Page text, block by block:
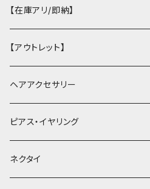
【在庫アリ/即納】
【アウトレット】
ヘアアクセサリー
ヘアクリップ
ヘッドドレス・カチューシャ
ピアス・イヤリング
ネクタイ